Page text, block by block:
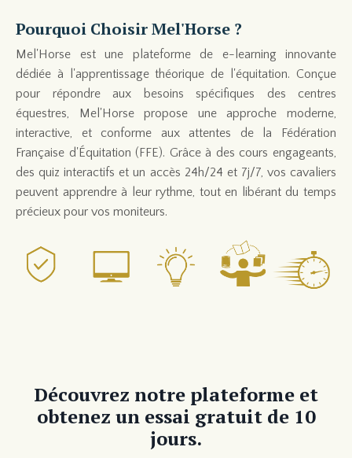
Pourquoi Choisir Mel'Horse ?
Mel'Horse est une plateforme de e-learning innovante
dédiée à l'apprentissage théorique de l'équitation. Conçue
pour répondre aux besoins spécifiques des centres
équestres, Mel'Horse propose une approche moderne,
interactive, et conforme aux attentes de la Fédération
Française d'Équitation (FFE). Grâce à des cours engageants,
des quiz interactifs et un accès 24h/24 et 7j/7, vos cavaliers
peuvent apprendre à leur rythme, tout en libérant du temps
précieux pour vos moniteurs.
Découvrez notre plateforme et
obtenez un essai gratuit de 10
jours.